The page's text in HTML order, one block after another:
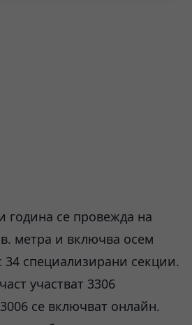
година се провежда на
метра и включва осем
специализирани секции.
участват 3306
се включват онлайн.